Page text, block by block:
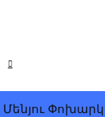
Մենյու